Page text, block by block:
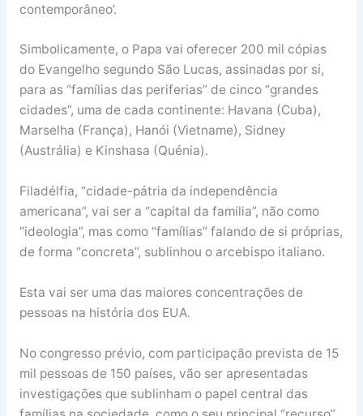
contemporâneo’.
Simbolicamente, o Papa vai oferecer 200 mil cópias
do Evangelho segundo São Lucas, assinadas por si,
para as “famílias das periferias” de cinco “grandes
cidades”, uma de cada continente: Havana (Cuba),
Marselha (França), Hanói (Vietname), Sidney
(Austrália) e Kinshasa (Quénia).
Filadélfia, “cidade-pátria da independência
americana”, vai ser a “capital da família”, não como
“ideologia”, mas como “famílias” falando de si próprias,
de forma “concreta”, sublinhou o arcebispo italiano.
Esta vai ser uma das maiores concentrações de
pessoas na história dos EUA.
No congresso prévio, com participação prevista de 15
mil pessoas de 150 países, vão ser apresentadas
investigações que sublinham o papel central das